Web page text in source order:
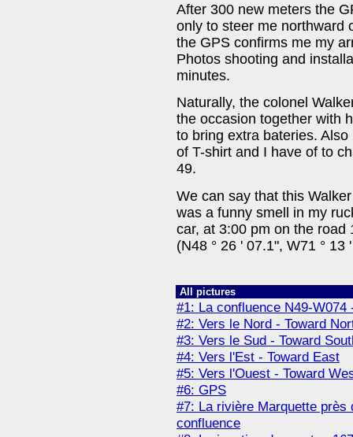
After 300 new meters the
only to steer me northward
the GPS confirms me my
Photos shooting and
minutes.
Naturally, the colonel
the occasion together with
to bring extra bateries.
of T-shirt and I have of to
49.
We can say that this
was a funny smell in my
car, at 3:00 pm on the road
(N48 ° 26 ' 07.1", W71 ° 13
All pictures
#1: La confluence N49-
#2: Vers le Nord - Toward
#3: Vers le Sud - Toward
#4: Vers l'Est - Toward East
#5: Vers l'Ouest - Toward
#6: GPS
#7: La rivière Marquette
confluence